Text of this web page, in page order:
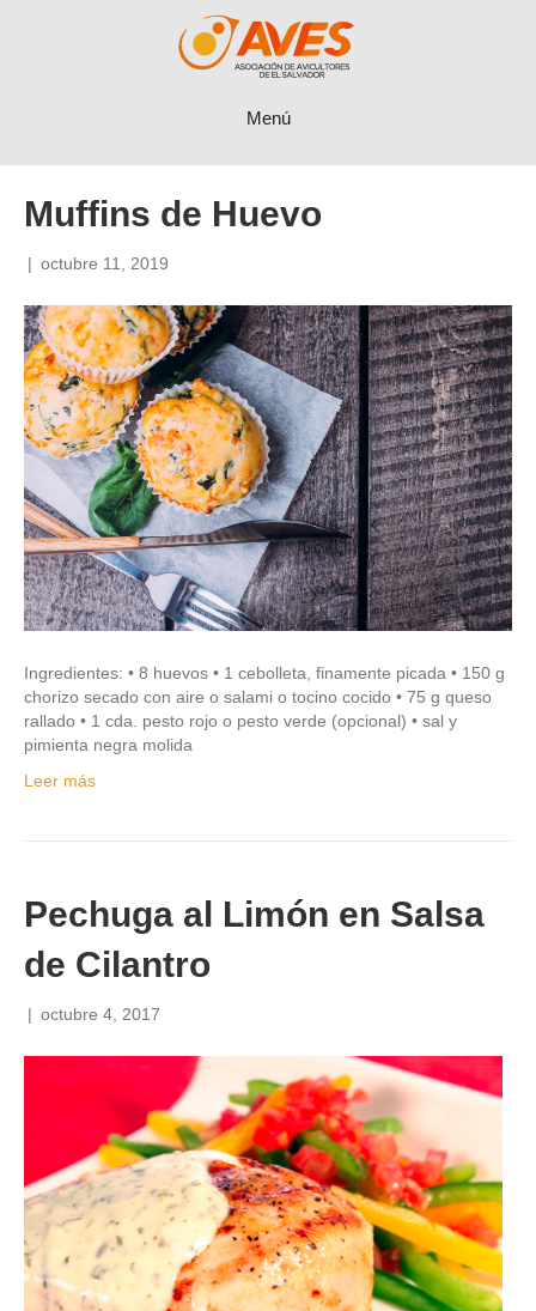
Menú
Muffins de Huevo
| octubre 11, 2019
Ingredientes: • 8 huevos • 1 cebolleta, finamente picada • 150 g
chorizo secado con aire o salami o tocino cocido • 75 g queso
rallado • 1 cda. pesto rojo o pesto verde (opcional) • sal y
pimienta negra molida
Leer más
Pechuga al Limón en Salsa
de Cilantro
| octubre 4, 2017